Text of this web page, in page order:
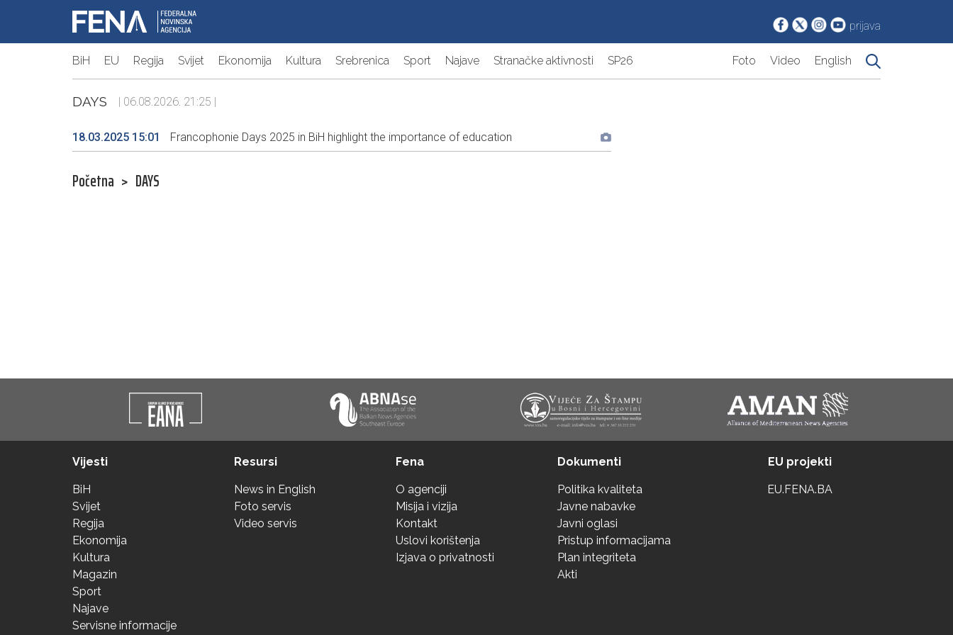
prijava
BiH EU Regija Svijet Ekonomija Kultura Srebrenica Sport Najave Stranačke aktivnosti SP26 Foto Video English
DAYS | 06.08.2026. 21:25 |
18.03.2025 15:01 Francophonie Days 2025 in BiH highlight the importance of education
Početna > DAYS
Vijesti
BiH
Svijet
Regija
Ekonomija
Kultura
Magazin
Sport
Najave
Servisne informacije
Resursi
News in English
Foto servis
Video servis
Fena
O agenciji
Misija i vizija
Kontakt
Uslovi korištenja
Izjava o privatnosti
Dokumenti
Politika kvaliteta
Javne nabavke
Javni oglasi
Pristup informacijama
Plan integriteta
Akti
EU projekti
EU.FENA.BA